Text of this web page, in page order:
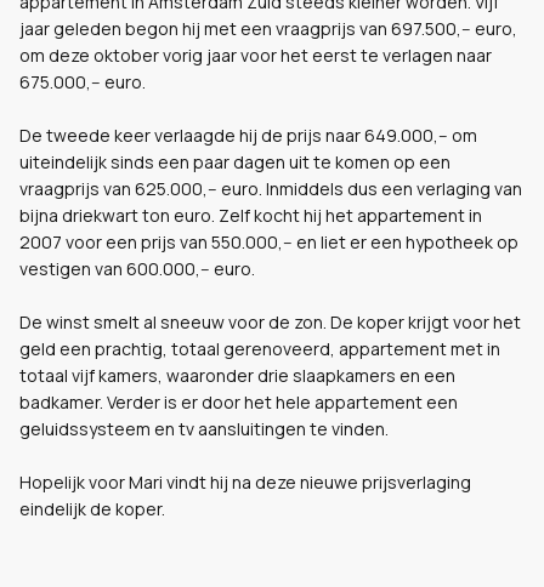
jaar geleden begon hij met een vraagprijs van 697.500,-- euro,
om deze oktober vorig jaar voor het eerst te verlagen naar
675.000,-- euro.
De tweede keer verlaagde hij de prijs naar 649.000,-- om
uiteindelijk sinds een paar dagen uit te komen op een
vraagprijs van 625.000,-- euro. Inmiddels dus een verlaging van
bijna driekwart ton euro. Zelf kocht hij het appartement in
2007 voor een prijs van 550.000,-- en liet er een hypotheek op
vestigen van 600.000,-- euro.
De winst smelt al sneeuw voor de zon. De koper krijgt voor het
geld een prachtig, totaal gerenoveerd, appartement met in
totaal vijf kamers, waaronder drie slaapkamers en een
badkamer. Verder is er door het hele appartement een
geluidssysteem en tv aansluitingen te vinden.
Hopelijk voor Mari vindt hij na deze nieuwe prijsverlaging
eindelijk de koper.